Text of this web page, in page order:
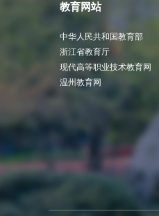
教育网站
中华人民共和国教育部
浙江省教育厅
现代高等职业技术教育网
温州教育网